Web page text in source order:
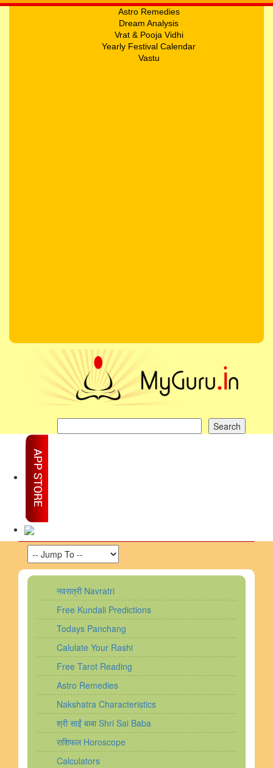
Astro Remedies
Dream Analysis
Vrat & Pooja Vidhi
Yearly Festival Calendar
Vastu
नवरात्री Navratri
Free Kundali Predictions
Todays Panchang
Calulate Your Rashi
Free Tarot Reading
Astro Remedies
Nakshatra Characteristics
श्री साईं बाबा Shri Sai Baba
राशिफल Horoscope
Calculators